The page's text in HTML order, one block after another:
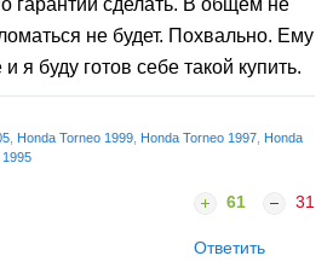
гарантии сделать. В общем не
не будет. Похвально. Ему
я буду готов себе такой купить.
Honda Torneo 1999 Honda Torneo 1997 Honda
61 31
Ответить